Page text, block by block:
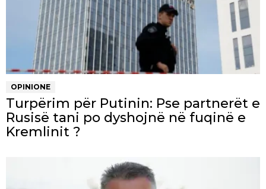
OPINIONE
Turpërim për Putinin: Pse partnerët e
Rusisë tani po dyshojnë në fuqinë e
Kremlinit ?